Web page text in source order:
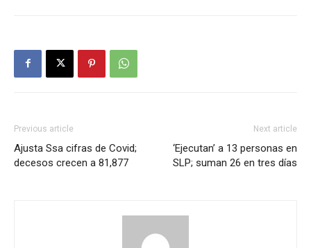
Previous article
Ajusta Ssa cifras de Covid;
decesos crecen a 81,877
Next article
‘Ejecutan’ a 13 personas en
SLP; suman 26 en tres días